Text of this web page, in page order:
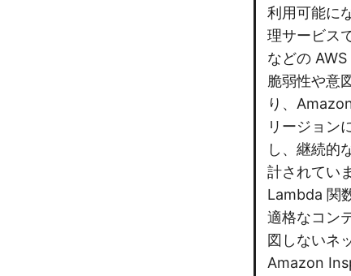
利用可能に
理サービス
などの
脆弱性や意
り、
リージョン
し、継続的
計されてい
Lambda 関
適格なコン
図しないネ
Amazon